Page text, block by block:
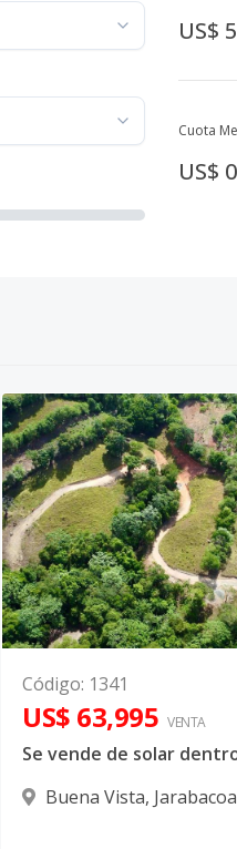
US$
Cuota
US$ 0
Código: 1341
US$ 63,995 VENTA
Buena Vista, Jarabacoa